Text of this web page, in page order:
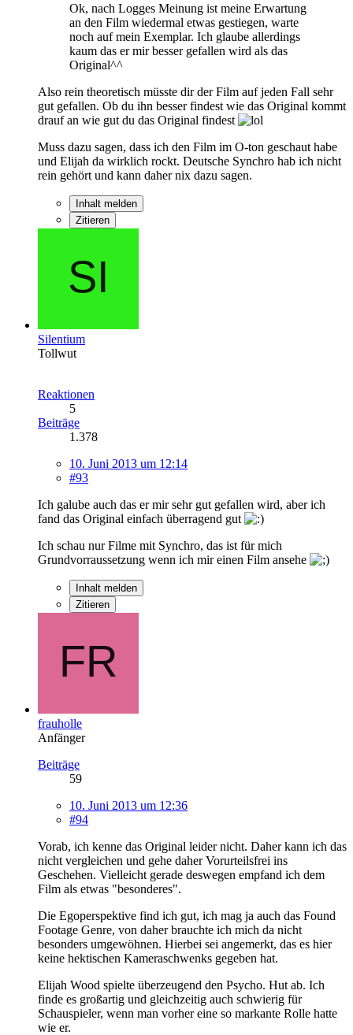
Ok, nach Logges Meinung ist meine Erwartung
an den Film wiedermal etwas gestiegen, warte
noch auf mein Exemplar. Ich glaube allerdings
kaum das er mir besser gefallen wird als das
Original^^
Also rein theoretisch müsste dir der Film auf jeden Fall sehr
gut gefallen. Ob du ihn besser findest wie das Original kommt
drauf an wie gut du das Original findest
Muss dazu sagen, dass ich den Film im O-ton geschaut habe
und Elijah da wirklich rockt. Deutsche Synchro hab ich nicht
rein gehört und kann daher nix dazu sagen.
Inhalt melden
Zitieren
Silentium
Tollwut
Reaktionen
5
Beiträge
1.378
10. Juni 2013 um 12:14
#93
Ich galube auch das er mir sehr gut gefallen wird, aber ich
fand das Original einfach überragend gut
Ich schau nur Filme mit Synchro, das ist für mich
Grundvorraussetzung wenn ich mir einen Film ansehe
Inhalt melden
Zitieren
frauholle
Anfänger
Beiträge
59
10. Juni 2013 um 12:36
#94
Vorab, ich kenne das Original leider nicht. Daher kann ich das
nicht vergleichen und gehe daher Vorurteilsfrei ins
Geschehen. Vielleicht gerade deswegen empfand ich dem
Film als etwas "besonderes".
Die Egoperspektive find ich gut, ich mag ja auch das Found
Footage Genre, von daher brauchte ich mich da nicht
besonders umgewöhnen. Hierbei sei angemerkt, das es hier
keine hektischen Kameraschwenks gegeben hat.
Elijah Wood spielte überzeugend den Psycho. Hut ab. Ich
finde es großartig und gleichzeitig auch schwierig für
Schauspieler, wenn man vorher eine so markante Rolle hatte
wie er.